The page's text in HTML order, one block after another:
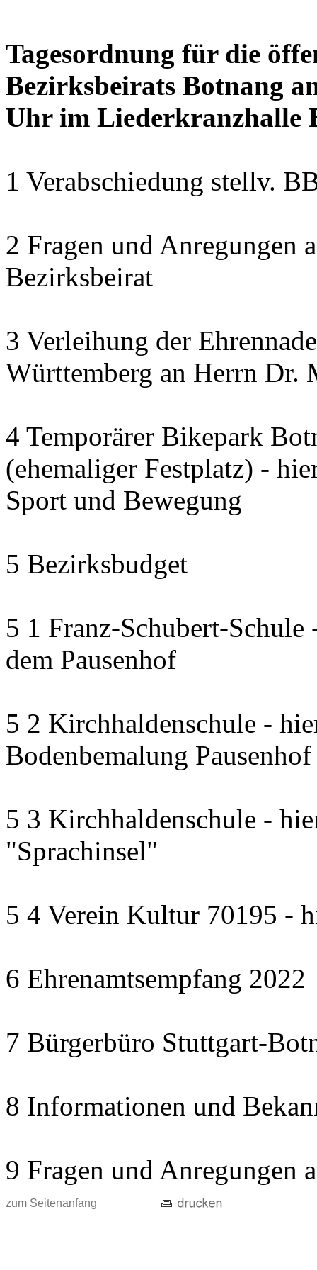
Tagesordnung für die
Bezirksbeirats Botnang
Uhr im Liederkranzhalle
1 Verabschiedung stellv.
2 Fragen und Anregungen
Bezirksbeirat
3 Verleihung der
Württemberg an Herrn Dr.
4 Temporärer Bikepark
(ehemaliger Festplatz) -
Sport und Bewegung
5 Bezirksbudget
5 1 Franz-Schubert-
dem Pausenhof
5 2 Kirchhaldenschule -
Bodenbemalung Pausenhof
5 3 Kirchhaldenschule -
"Sprachinsel"
5 4 Verein Kultur 70195 -
6 Ehrenamtsempfang 2022
7 Bürgerbüro Stuttgart-
8 Informationen und
9 Fragen und Anregungen
zum Seitenanfang